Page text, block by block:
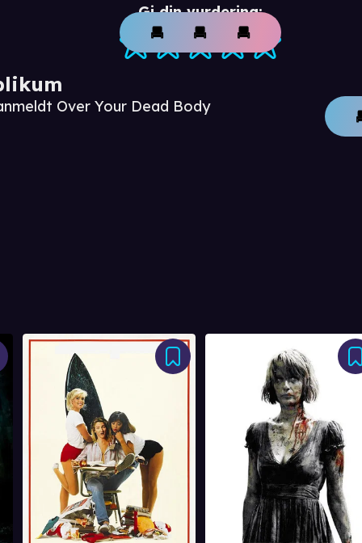
Gi din vurdering:
Over Your Dead Body